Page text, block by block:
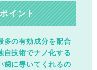
イント
多の有効成分を配合
自技術でナノ化する
歯に導いてくれるの